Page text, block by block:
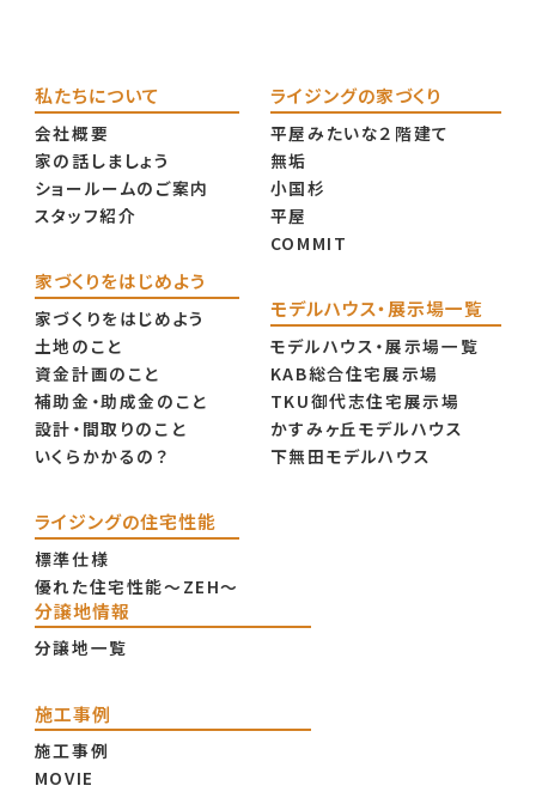
私たちについて
会社概要
家の話しましょう
ショールームのご案内
スタッフ紹介
家づくりをはじめよう
家づくりをはじめよう
土地のこと
資金計画のこと
補助金・助成金のこと
設計・間取りのこと
いくらかかるの？
ライジングの住宅性能
標準仕様
優れた住宅性能〜ZEH〜
ライジングの家づくり
平屋みたいな２階建て
無垢
小国杉
平屋
COMMIT
モデルハウス・展示場一覧
モデルハウス・展示場一覧
KAB総合住宅展示場
TKU御代志住宅展示場
かすみヶ丘モデルハウス
下無田モデルハウス
分譲地情報
分譲地一覧
施工事例
施工事例
MOVIE